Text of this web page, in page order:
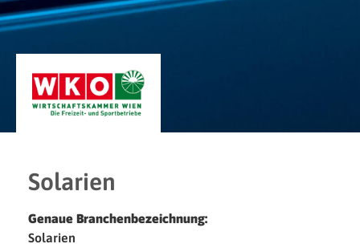
Solarien
Genaue Branchenbezeichnung:
Solarien